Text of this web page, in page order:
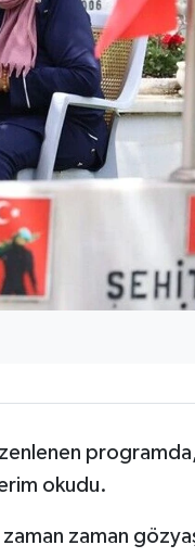
programda,
okudu.
zaman